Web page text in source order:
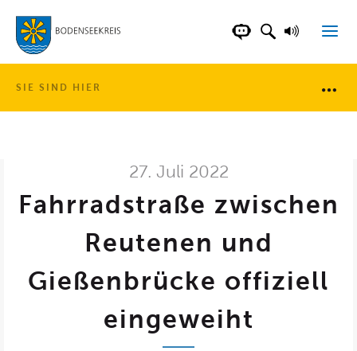
LANDKREISCHATBOT DER
SUCHFELD
SIE SIND HIER
27. Juli 2022
Fahrradstraße zwischen
Reutenen und
Gießenbrücke offiziell
eingeweiht